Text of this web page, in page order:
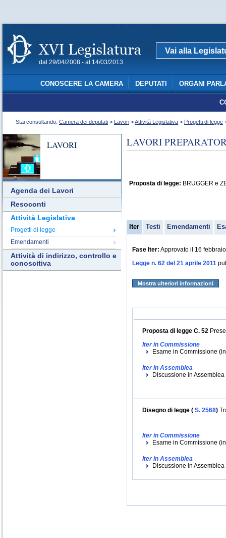
dal 29/04/2008 - al 14/03/2013
Vai alla
CONOSCERE LA CAMERA DEPUTATI ORGANI
Stai consultando: Camera dei deputati > Lavori >Attività Legislativa > Progetti di legge
LAVORI
Agenda dei Lavori
Resoconti
Attività Legislativa
Progetti di legge
Emendamenti
Attività di indirizzo, controllo e
conoscitiva
LAVORI
Proposta di legge: BRUGGER e
Iter Testi Emendamenti
Fase Iter: Approvato il 16
Legge n. 62 del 21 aprile 2011
Mostra ulteriori informazioni
Proposta di legge C. 52
Iter in Commissione
Esame in Commissione
Iter in Assemblea
Discussione in
Disegno di legge ( S. 2568)
Iter in Commissione
Esame in Commissione
Iter in Assemblea
Discussione in